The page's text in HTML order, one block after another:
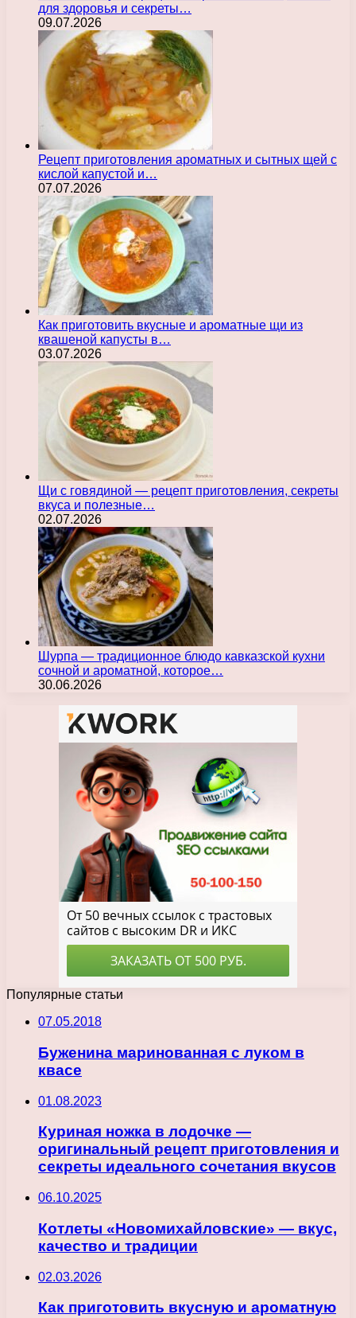
для здоровья и секреты…
09.07.2026
Рецепт приготовления ароматных и сытных щей с
кислой капустой и…
07.07.2026
Как приготовить вкусные и ароматные щи из
квашеной капусты в…
03.07.2026
Щи с говядиной — рецепт приготовления, секреты
вкуса и полезные…
02.07.2026
Шурпа — традиционное блюдо кавказской кухни
сочной и ароматной, которое…
30.06.2026
Популярные статьи
07.05.2018
Буженина маринованная с луком в
квасе
01.08.2023
Куриная ножка в лодочке —
оригинальный рецепт приготовления и
секреты идеального сочетания вкусов
06.10.2025
Котлеты «Новомихайловские» — вкус,
качество и традиции
02.03.2026
Как приготовить вкусную и ароматную